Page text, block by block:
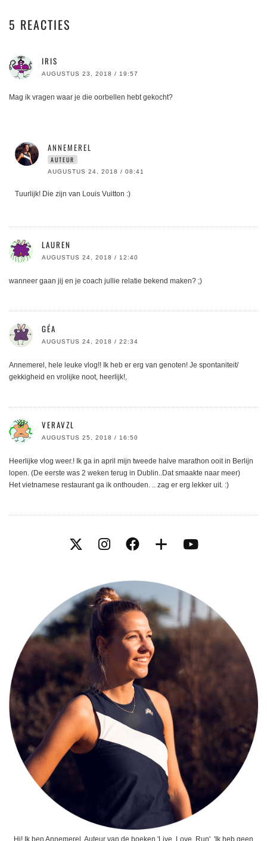
5 REACTIES
IRIS
AUGUSTUS 23, 2018 / 19:57
Mag ik vragen waar je die oorbellen hebt gekocht?
ANNEMEREL
AUTEUR
AUGUSTUS 24, 2018 / 08:41
Tuurlijk! Die zijn van Louis Vuitton :)
LAUREN
AUGUSTUS 24, 2018 / 12:40
wanneer gaan jij en je coach jullie relatie bekend maken? ;)
GÉA
AUGUSTUS 24, 2018 / 22:34
Annemerel, hele leuke vlog!! Ik heb er erg van genoten! Je spontaniteit/
gekkigheid en vrolijke noot, heerlijk!,
VERAVZL
AUGUSTUS 25, 2018 / 16:50
Heerlijke vlog weer.! Ik ga in april mijn tweede halve marathon ooit in Berlijn
lopen. (De eerste was 2 weken terug in Dublin..Dat smaakte naar meer)
Het vietnamese restaurant ga ik onthouden. .. zag er erg lekker uit. :)